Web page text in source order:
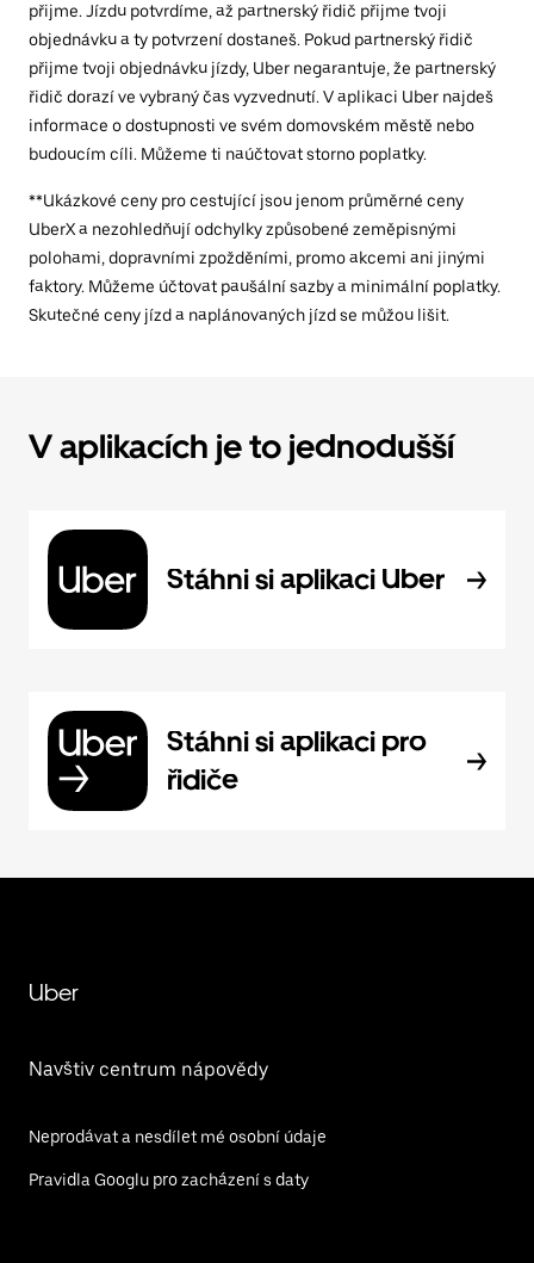
přijme. Jízdu potvrdíme, až partnerský řidič přijme tvoji
objednávku a ty potvrzení dostaneš. Pokud partnerský řidič
přijme tvoji objednávku jízdy, Uber negarantuje, že partnerský
řidič dorazí ve vybraný čas vyzvednutí. V aplikaci Uber najdeš
informace o dostupnosti ve svém domovském městě nebo
budoucím cíli. Můžeme ti naúčtovat storno poplatky.
**Ukázkové ceny pro cestující jsou jenom průměrné ceny
UberX a nezohledňují odchylky způsobené zeměpisnými
polohami, dopravními zpožděními, promo akcemi ani jinými
faktory. Můžeme účtovat paušální sazby a minimální poplatky.
Skutečné ceny jízd a naplánovaných jízd se můžou lišit.
V aplikacích je to jednodušší
Stáhni si aplikaci Uber
Stáhni si aplikaci pro
řidiče
Uber
Navštiv centrum nápovědy
Neprodávat a nesdílet mé osobní údaje
Pravidla Googlu pro zacházení s daty